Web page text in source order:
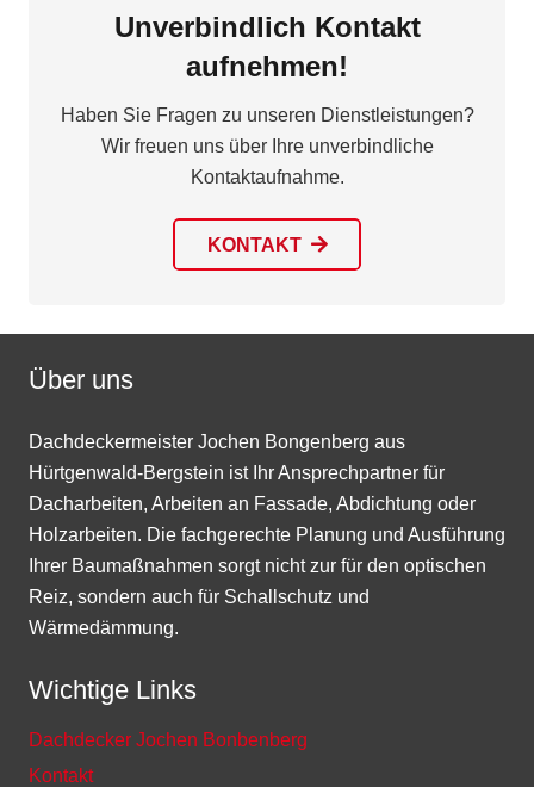
Unverbindlich Kontakt
aufnehmen!
Haben Sie Fragen zu unseren Dienstleistungen?
Wir freuen uns über Ihre unverbindliche
Kontaktaufnahme.
KONTAKT
Über uns
Dachdeckermeister Jochen Bongenberg aus
Hürtgenwald-Bergstein ist Ihr Ansprechpartner für
Dacharbeiten, Arbeiten an Fassade, Abdichtung oder
Holzarbeiten. Die fachgerechte Planung und Ausführung
Ihrer Baumaßnahmen sorgt nicht zur für den optischen
Reiz, sondern auch für Schallschutz und
Wärmedämmung.
Wichtige Links
Dachdecker Jochen Bonbenberg
Kontakt